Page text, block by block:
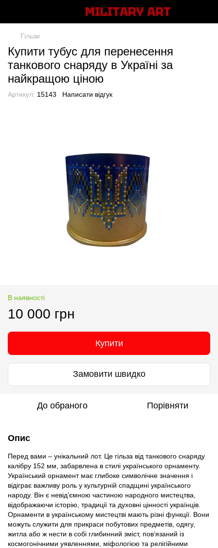
Гільзи
Купити тубус для перенесення
танкового снаряду в Україні за
найкращою ціною
Артикул: 15143 Написати відгук
В наявності
10 000 грн
Купити
Замовити швидко
До обраного Порівняти
Опис
Перед вами – унікальний лот. Це гільза від танкового снаряду
калібру 152 мм, забарвлена в стилі українського орнаменту.
Український орнамент має глибоке символічне значення і
відіграє важливу роль у культурній спадщині українського
народу. Він є невід’ємною частиною народного мистецтва,
відображаючи історію, традиції та духовні цінності українців.
Орнаменти в українському мистецтві мають різні функції. Вони
можуть служити для прикраси побутових предметів, одягу,
житла або ж нести в собі глибинний зміст, пов’язаний із
космогонічними уявленнями, міфологією та релігійними